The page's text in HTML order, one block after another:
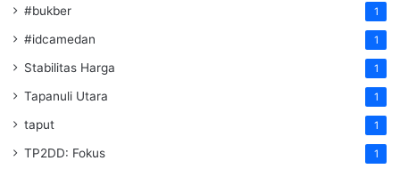
#bukber 1
#idcamedan 1
Stabilitas Harga 1
Tapanuli Utara 1
taput 1
TP2DD: Fokus 1